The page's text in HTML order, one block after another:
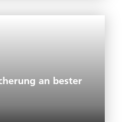
an bester